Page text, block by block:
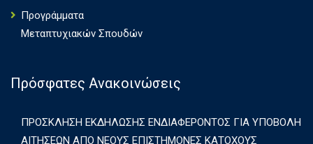
Πρoγράμματα
Μεταπτυχιακών Σπουδών
Πρόσφατες Ανακοινώσεις
ΠΡΟΣΚΛΗΣΗ ΕΚΔΗΛΩΣΗΣ ΕΝΔΙΑΦΕΡΟΝΤΟΣ ΓΙΑ ΥΠΟΒΟΛΗ
ΑΙΤΗΣΕΩΝ ΑΠΟ ΝΕΟΥΣ ΕΠΙΣΤΗΜΟΝΕΣ ΚΑΤΟΧΟΥΣ